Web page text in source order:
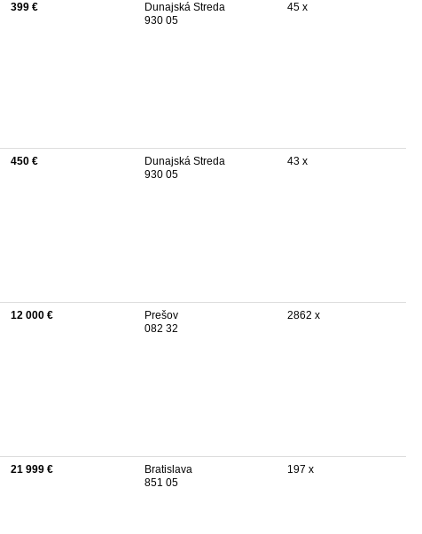
399 €
Dunajská Streda
930 05
45 x
450 €
Dunajská Streda
930 05
43 x
12 000 €
Prešov
082 32
2862 x
21 999 €
Bratislava
851 05
197 x